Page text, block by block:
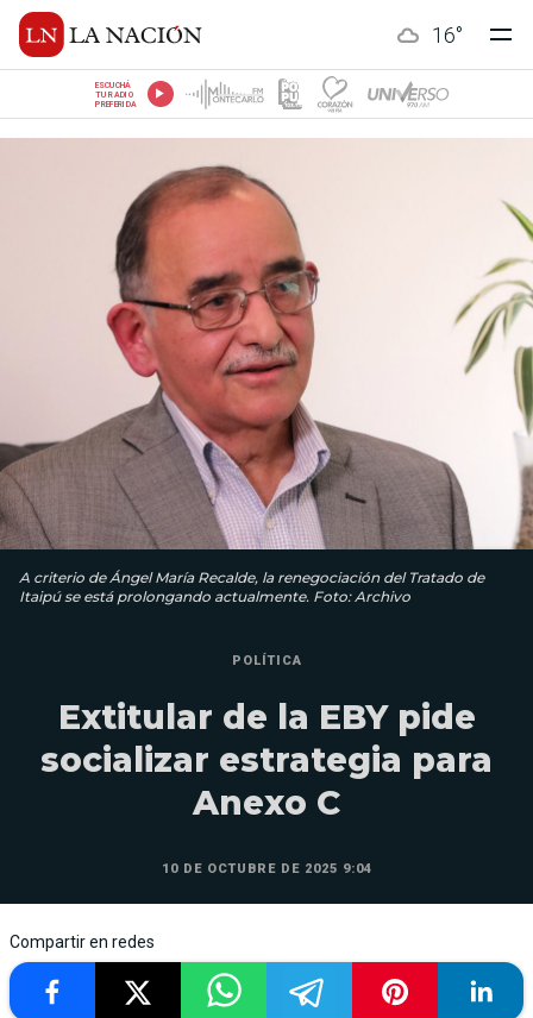
16°
ESCUCHÁ
TU RADIO
PREFERIDA
A criterio de Ángel María Recalde, la renegociación del Tratado de
Itaipú se está prolongando actualmente. Foto: Archivo
POLÍTICA
Extitular de la EBY pide
socializar estrategia para
Anexo C
10 DE OCTUBRE DE 2025 9:04
Compartir en redes